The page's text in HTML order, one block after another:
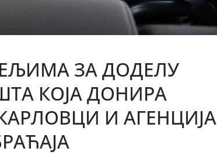
ЗА ДОДЕЛУ
КОЈА ДОНИРА
И АГЕНЦИЈА